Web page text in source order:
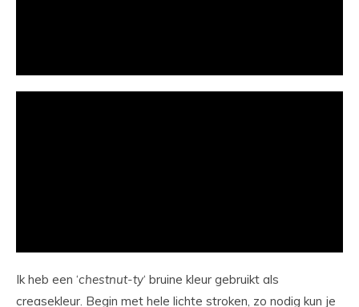
Ik heb een ‘chestnut-ty‘ bruine kleur gebruikt als
creasekleur. Begin met hele lichte stroken, zo nodig kun je